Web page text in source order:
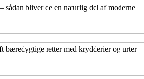
sådan bliver de en naturlig del af moderne
bæredygtige retter med krydderier og urter